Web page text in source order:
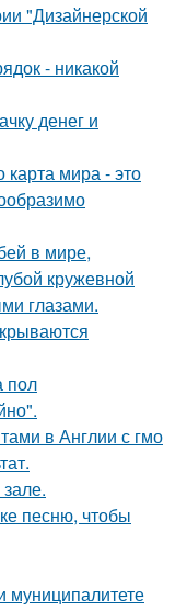
"Дизайнерской
- никакой
денег и
карта мира - это
в мире,
кружевной
глазами.
пол
в Англии с гмо
песню, чтобы
муниципалитете